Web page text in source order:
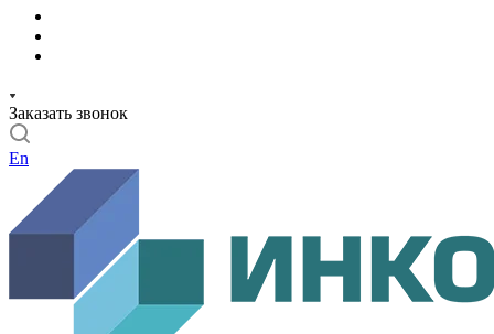
Заказать звонок
En